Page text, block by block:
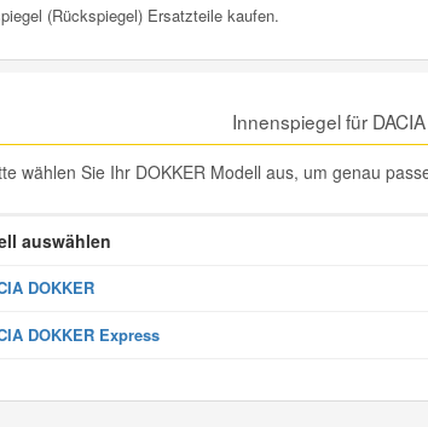
(Rückspiegel) Ersatzteile kaufen.
Innenspiegel für
wählen Sie Ihr DOKKER Modell aus, um genau
auswählen
DOKKER
DOKKER Express